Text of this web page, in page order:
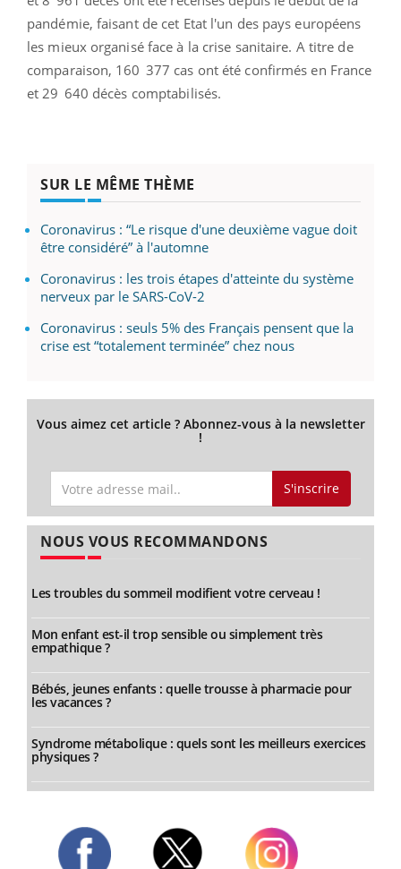
pandémie, faisant de cet Etat l'un des pays européens
les mieux organisé face à la crise sanitaire. A titre de
comparaison, 160 377 cas ont été confirmés en France
et 29 640 décès comptabilisés.
SUR LE MÊME THÈME
Coronavirus : “Le risque d'une deuxième vague doit
être considéré” à l'automne
Coronavirus : les trois étapes d'atteinte du système
nerveux par le SARS-CoV-2
Coronavirus : seuls 5% des Français pensent que la
crise est “totalement terminée” chez nous
Vous aimez cet article ? Abonnez-vous à la newsletter
!
S'inscrire
NOUS VOUS RECOMMANDONS
Les troubles du sommeil modifient votre cerveau !
Mon enfant est-il trop sensible ou simplement très
empathique ?
Bébés, jeunes enfants : quelle trousse à pharmacie pour
les vacances ?
Syndrome métabolique : quels sont les meilleurs exercices
physiques ?